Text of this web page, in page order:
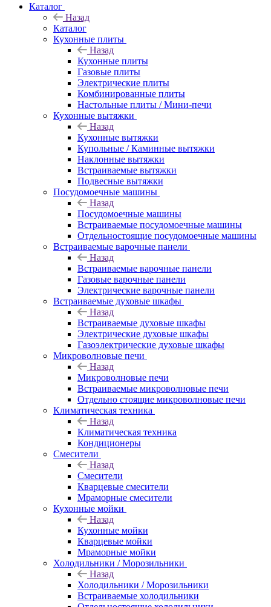
Каталог
Назад
Каталог
Кухонные плиты
Назад
Кухонные плиты
Газовые плиты
Электрические плиты
Комбинированные плиты
Настольные плиты / Мини-печи
Кухонные вытяжки
Назад
Кухонные вытяжки
Купольные / Каминные вытяжки
Наклонные вытяжки
Встраиваемые вытяжки
Подвесные вытяжки
Посудомоечные машины
Назад
Посудомоечные машины
Встраиваемые посудомоечные машины
Отдельностоящие посудомоечные машины
Встраиваемые варочные панели
Назад
Встраиваемые варочные панели
Газовые варочные панели
Электрические варочные панели
Встраиваемые духовые шкафы
Назад
Встраиваемые духовые шкафы
Электрические духовые шкафы
Газоэлектрические духовые шкафы
Микроволновые печи
Назад
Микроволновые печи
Встраиваемые микроволновые печи
Отдельно стоящие микроволновые печи
Климатическая техника
Назад
Климатическая техника
Кондиционеры
Смесители
Назад
Смесители
Кварцевые смесители
Мраморные смесители
Кухонные мойки
Назад
Кухонные мойки
Кварцевые мойки
Мраморные мойки
Холодильники / Морозильники
Назад
Холодильники / Морозильники
Встраиваемые холодильники